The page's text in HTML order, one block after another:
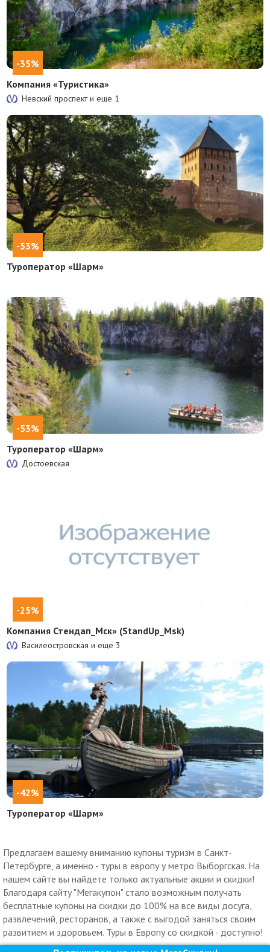
-35%
Компания «Туристика»
Невский проспект и еще 1
-53%
Туроператор «Шарм»
-53%
Туроператор «Шарм»
Достоевская
-25%
Компания Стендап_Мск» (StandUp_Msk)
Василеостровская и еще 3
-42%
Туроператор «Шарм»
Предлагаем вашему вниманию купоны туризм в Санкт-
Петербурге, а именно - туры в европу у метро Выборгская. На
нашем сайте вы найдете только актуальные акции и скидки!
Благодаря сайту "Мегакупон" стало возможным получать
бесплатные купоны на скидки до 100% на все виды досуга,
развлечений, ресторанов, а также с выгодой заняться своим
развитием и здоровьем. Туры в Европу со скидкой - доступно!